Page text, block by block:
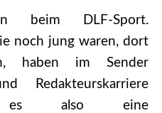
beim DLF-Sport.
noch jung waren, dort
haben im Sender
Redakteurskarriere
es also eine